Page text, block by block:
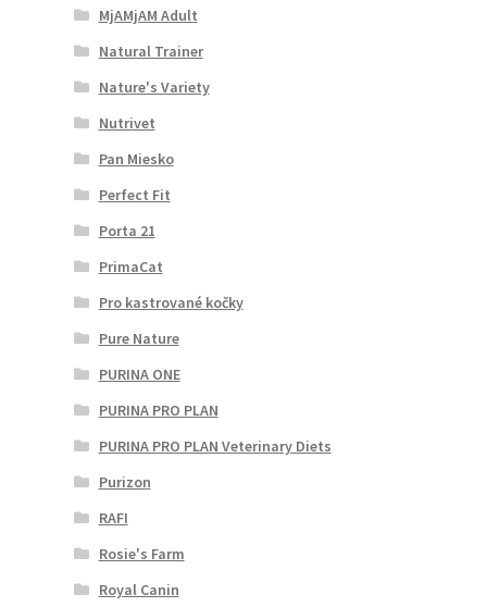
MjAMjAM Adult
Natural Trainer
Nature's Variety
Nutrivet
Pan Miesko
Perfect Fit
Porta 21
PrimaCat
Pro kastrované kočky
Pure Nature
PURINA ONE
PURINA PRO PLAN
PURINA PRO PLAN Veterinary Diets
Purizon
RAFI
Rosie's Farm
Royal Canin